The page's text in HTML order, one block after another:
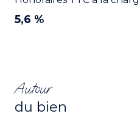
5,6 %
Autour
du bien